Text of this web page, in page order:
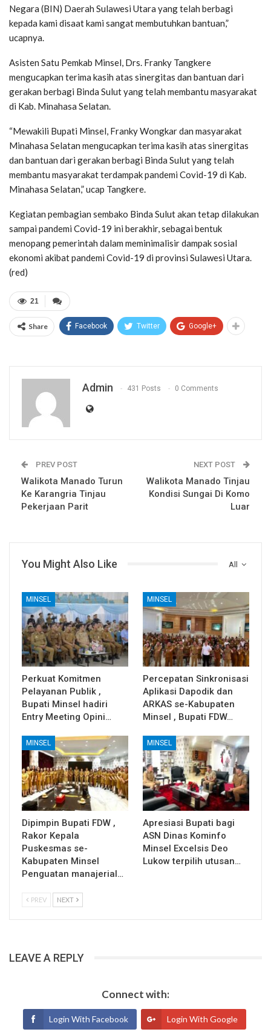
Negara (BIN) Daerah Sulawesi Utara yang telah berbagi
kepada kami disaat kami sangat membutuhkan bantuan,”
ucapnya.
Asisten Satu Pemkab Minsel, Drs. Franky Tangkere
mengucapkan terima kasih atas sinergitas dan bantuan dari
gerakan berbagi Binda Sulut yang telah membantu masyarakat
di Kab. Minahasa Selatan.
“Mewakili Bupati Minsel, Franky Wongkar dan masyarakat
Minahasa Selatan mengucapkan terima kasih atas sinergitas
dan bantuan dari gerakan berbagi Binda Sulut yang telah
membantu masyarakat terdampak pandemi Covid-19 di Kab.
Minahasa Selatan,” ucap Tangkere.
Kegiatan pembagian sembako Binda Sulut akan tetap dilakukan
sampai pandemi Covid-19 ini berakhir, sebagai bentuk
menopang pemerintah dalam meminimalisir dampak sosial
ekonomi akibat pandemi Covid-19 di provinsi Sulawesi Utara.
(red)
21
Share Facebook Twitter Google+
Admin 431 Posts 0 Comments
PREV POST
Walikota Manado Turun
Ke Karangria Tinjau
Pekerjaan Parit
NEXT POST
Walikota Manado Tinjau
Kondisi Sungai Di Komo
Luar
All
You Might Also Like
MINSEL
Perkuat Komitmen
Pelayanan Publik ,
Bupati Minsel hadiri
Entry Meeting Opini…
MINSEL
Percepatan Sinkronisasi
Aplikasi Dapodik dan
ARKAS se-Kabupaten
Minsel , Bupati FDW…
MINSEL
Dipimpin Bupati FDW ,
Rakor Kepala
Puskesmas se-
Kabupaten Minsel
Penguatan manajerial…
MINSEL
Apresiasi Bupati bagi
ASN Dinas Kominfo
Minsel Excelsis Deo
Lukow terpilih utusan…
PREV NEXT
LEAVE A REPLY
Connect with:
Login With Facebook Login With Google